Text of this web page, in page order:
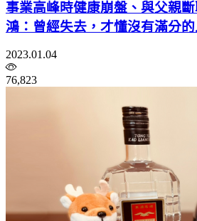
事業高峰時健康崩盤、與父親
鴻：曾經失去，才懂沒有滿分
2023.01.04
76,823